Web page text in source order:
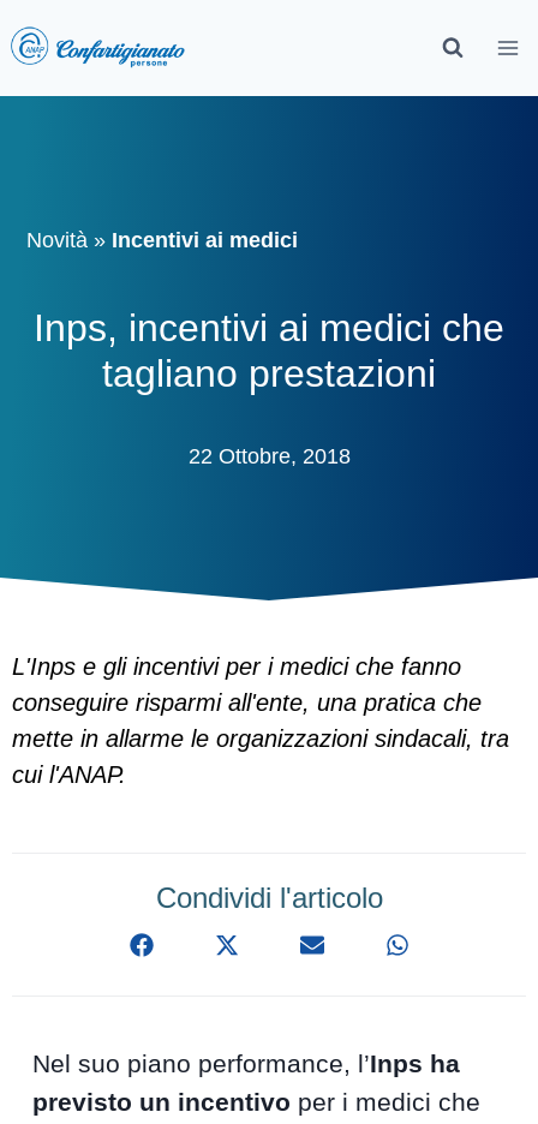
Novità » Incentivi ai medici
Inps, incentivi ai medici che
tagliano prestazioni
22 Ottobre, 2018
L'Inps e gli incentivi per i medici che fanno
conseguire risparmi all'ente, una pratica che
mette in allarme le organizzazioni sindacali, tra
cui l'ANAP.
Condividi l'articolo
Nel suo piano performance, l’Inps ha
previsto un incentivo per i medici che